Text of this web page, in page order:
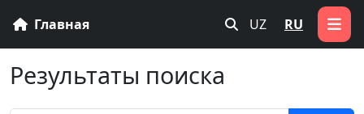
Главная UZ RU
Результаты поиска